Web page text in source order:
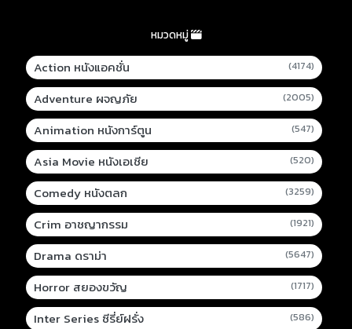
หมวดหมู่
Action หนังแอคชั่น (4174)
Adventure ผจญภัย (2005)
Animation หนังการ์ตูน (547)
Asia Movie หนังเอเชีย (520)
Comedy หนังตลก (3259)
Crim อาชญากรรม (1921)
Drama ดราม่า (5647)
Horror สยองขวัญ (1717)
Inter Series ซีรี่ย์ฝรั่ง (586)